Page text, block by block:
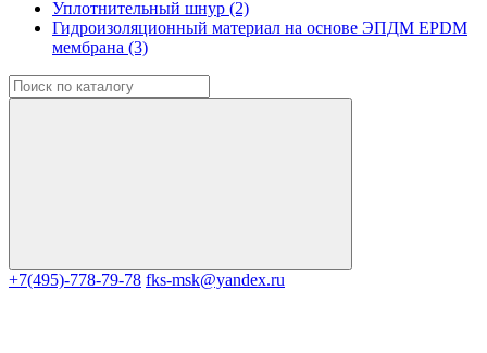
Уплотнительный шнур (2)
Гидроизоляционный материал на основе ЭПДМ EPDM
мембрана (3)
+7(495)-778-79-78 fks-msk@yandex.ru